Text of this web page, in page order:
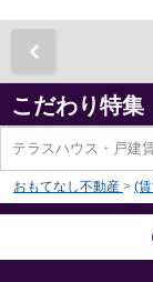
こだわり特集
テラスハウス・戸建
おもてなし不動産 > (